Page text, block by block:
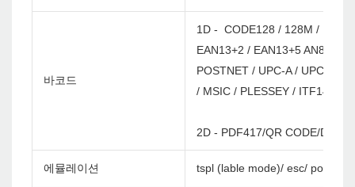
바코드
1D - CODE128 / 128M /
EAN13+2 / EAN13+5 AN8 /
POSTNET / UPC-A / UPCA+2
/ MSIC / PLESSEY / ITF14 /
2D - PDF417/QR CODE/DATA
에뮬레이션 tspl (lable mode)/ esc/ pos (영